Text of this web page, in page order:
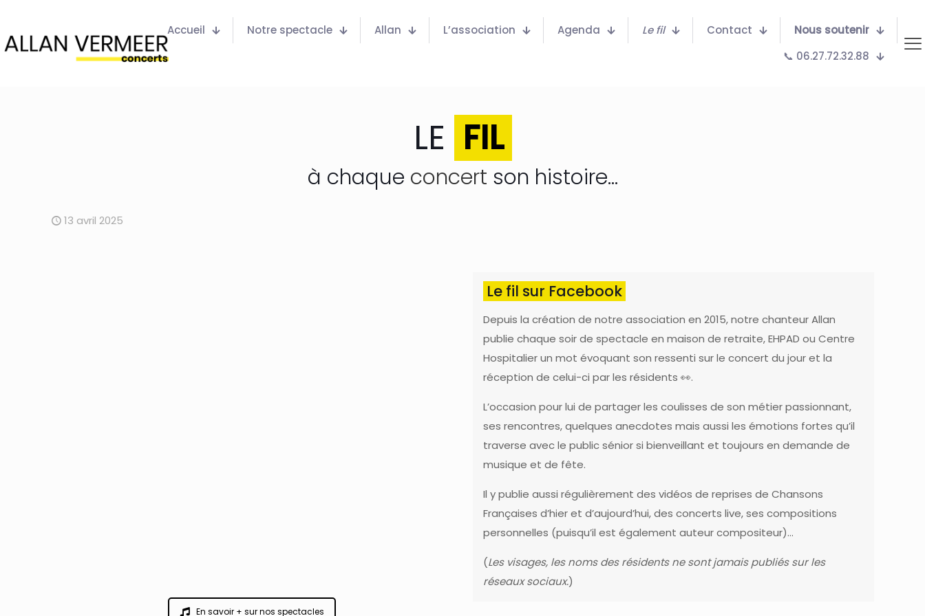
Accueil Notre spectacle Allan L’association Agenda Le fil Contact
Nous soutenir
📞 06.27.72.32.88
LE FIL
à chaque concert son histoire...
13 avril 2025
En savoir + sur nos spectacles
Le fil sur Facebook
Depuis la création de notre association en 2015, notre chanteurAllan
publie chaque soir de spectacle en maison de retraite, EHPAD ou Centre
Hospitalierun mot évoquant son ressenti sur le concert du jour et la
réception de celui-ci par les résidents 👀.
L’occasion pour lui de partager les coulisses de son métier passionnant,
ses rencontres, quelques anecdotes mais aussi les émotions fortes qu’il
traverse avec le public sénior si bienveillant et toujours en demande de
musique et de fête.
Il y publie aussi régulièrement des vidéos de reprises de Chansons
Françaises d’hier et d’aujourd’hui, des concerts live, ses compositions
personnelles (puisqu’il est également auteur compositeur)…
(Les visages, les noms des résidents ne sont jamais publiés sur les
réseaux sociaux.)